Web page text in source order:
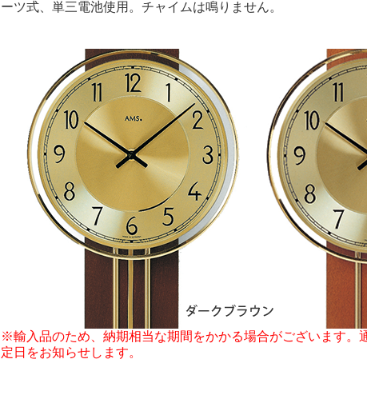
ーツ式、単三電池使用。チャイムは鳴りません。
※輸入品のため、納期相当な期間をかかる場合がございます
定日をお知らせします。